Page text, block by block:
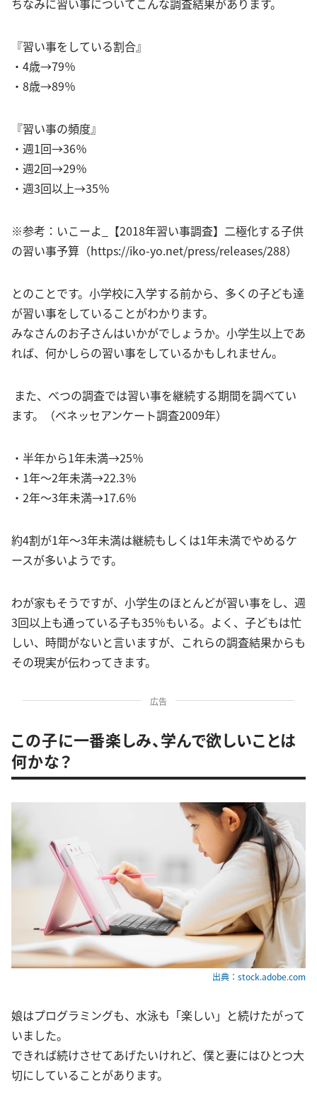
ちなみに習い事についてこんな調査結果があります。
『習い事をしている割合』
・4歳→79％
・8歳→89％
『習い事の頻度』
・週1回→36％
・週2回→29％
・週3回以上→35％
※参考：いこーよ_【2018年習い事調査】二極化する子供
の習い事予算（https://iko-yo.net/press/releases/288）
とのことです。小学校に入学する前から、多くの子ども達
が習い事をしていることがわかります。
みなさんのお子さんはいかがでしょうか。小学生以上であ
れば、何かしらの習い事をしているかもしれません。
また、べつの調査では習い事を継続する期間を調べてい
ます。（ベネッセアンケート調査2009年）
・半年から1年未満→25％
・1年〜2年未満→22.3％
・2年〜3年未満→17.6％
約4割が1年〜3年未満は継続もしくは1年未満でやめるケ
ースが多いようです。
わが家もそうですが、小学生のほとんどが習い事をし、週
3回以上も通っている子も35％もいる。よく、子どもは忙
しい、時間がないと言いますが、これらの調査結果からも
その現実が伝わってきます。
広告
この子に一番楽しみ、学んで欲しいことは
何かな？
出典：stock.adobe.com
娘はプログラミングも、水泳も「楽しい」と続けたがって
いました。
できれば続けさせてあげたいけれど、僕と妻にはひとつ大
切にしていることがあります。